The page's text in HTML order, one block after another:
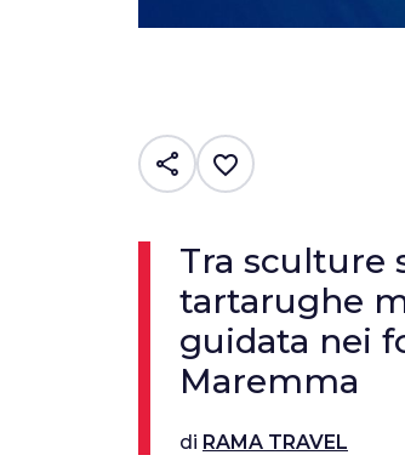
share favorite_border
Tra sculture
tartarughe
guidata nei
Maremma
di RAMA TRAVEL